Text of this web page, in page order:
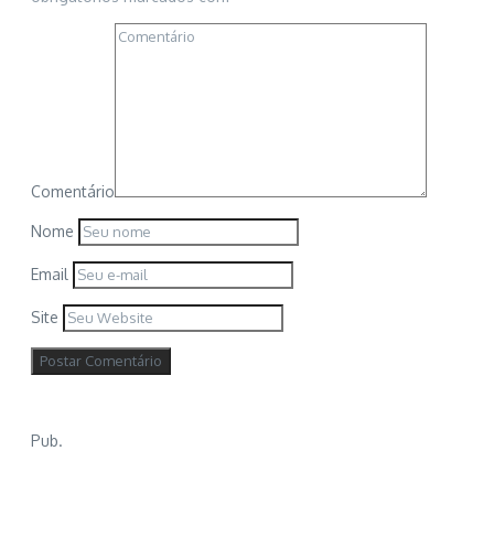
Comentário
Nome
Email
Site
Pub.